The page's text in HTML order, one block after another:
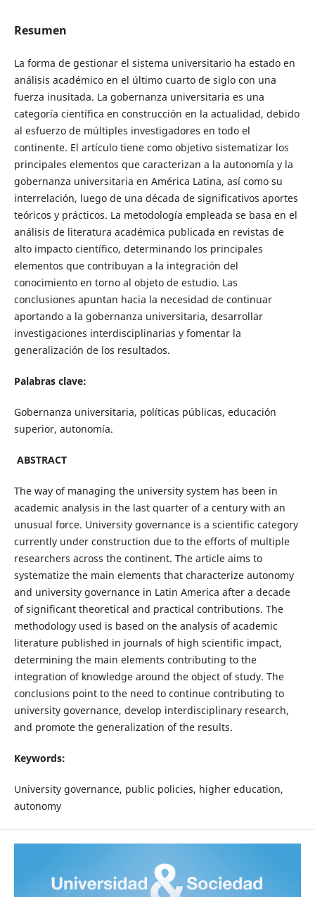
Resumen
La forma de gestionar el sistema universitario ha estado en
análisis académico en el último cuarto de siglo con una
fuerza inusitada. La gobernanza universitaria es una
categoría científica en construcción en la actualidad, debido
al esfuerzo de múltiples investigadores en todo el
continente. El artículo tiene como objetivo sistematizar los
principales elementos que caracterizan a la autonomía y la
gobernanza universitaria en América Latina, así como su
interrelación, luego de una década de significativos aportes
teóricos y prácticos. La metodología empleada se basa en el
análisis de literatura académica publicada en revistas de
alto impacto científico, determinando los principales
elementos que contribuyan a la integración del
conocimiento en torno al objeto de estudio. Las
conclusiones apuntan hacia la necesidad de continuar
aportando a la gobernanza universitaria, desarrollar
investigaciones interdisciplinarias y fomentar la
generalización de los resultados.
Palabras clave:
Gobernanza universitaria, políticas públicas, educación
superior, autonomía.
ABSTRACT
The way of managing the university system has been in
academic analysis in the last quarter of a century with an
unusual force. University governance is a scientific category
currently under construction due to the efforts of multiple
researchers across the continent. The article aims to
systematize the main elements that characterize autonomy
and university governance in Latin America after a decade
of significant theoretical and practical contributions. The
methodology used is based on the analysis of academic
literature published in journals of high scientific impact,
determining the main elements contributing to the
integration of knowledge around the object of study. The
conclusions point to the need to continue contributing to
university governance, develop interdisciplinary research,
and promote the generalization of the results.
Keywords:
University governance, public policies, higher education,
autonomy